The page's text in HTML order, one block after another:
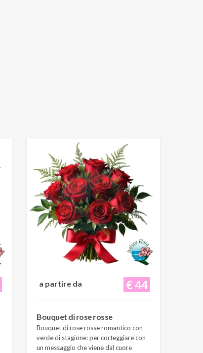
€ 44
a partire da
Bouquet di rose rosse
Bouquet di rose rosse romantico con
verde di stagione: per corteggiare con
un messaggio che viene dal cuore